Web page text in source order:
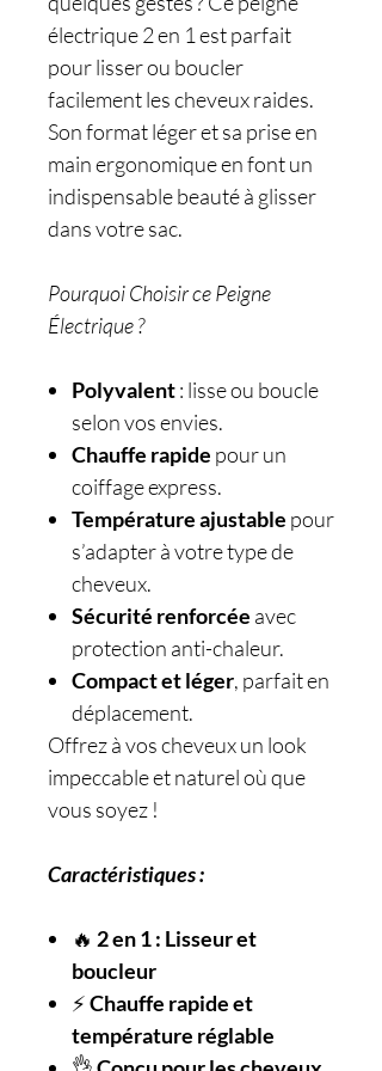
électrique 2 en 1 est parfait
pour lisser ou boucler
facilement les cheveux raides.
Son format léger et sa prise en
main ergonomique en font un
indispensable beauté à glisser
dans votre sac.
Pourquoi Choisir ce Peigne
Électrique ?
Polyvalent: lisse ou boucle
selon vos envies.
Chauffe rapide pour un
coiffage express.
Température ajustable pour
s’adapter à votre type de
cheveux.
Sécurité renforcée avec
protection anti-chaleur.
Compact et léger, parfait en
déplacement.
Offrez à vos cheveux un look
impeccable et naturel où que
vous soyez !
Caractéristiques :
🔥 2 en 1 : Lisseur et
boucleur
⚡Chauffe rapide et
température réglable